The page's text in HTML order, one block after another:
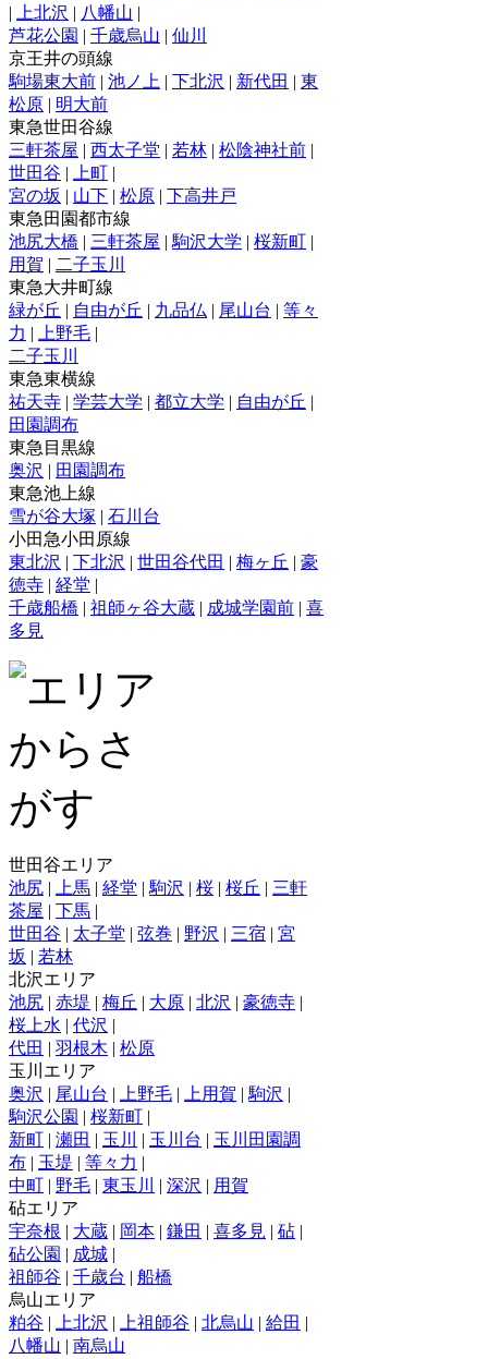
|
上北沢 | 八幡山 |
芦花公園 | 千歳烏山 | 仙川
京王井の頭線
駒場東大前 | 池ノ上 | 下北沢 | 新代田 | 東
松原 | 明大前
東急世田谷線
三軒茶屋 | 西太子堂 | 若林 | 松陰神社前 |
世田谷 | 上町 |
宮の坂 | 山下 | 松原 | 下高井戸
東急田園都市線
池尻大橋 | 三軒茶屋 | 駒沢大学 | 桜新町 |
用賀 | 二子玉川
東急大井町線
緑が丘 | 自由が丘 | 九品仏 | 尾山台 | 等々
力 | 上野毛 |
二子玉川
東急東横線
祐天寺 | 学芸大学 | 都立大学 | 自由が丘 |
田園調布
東急目黒線
奥沢 | 田園調布
東急池上線
雪が谷大塚 | 石川台
小田急小田原線
東北沢 | 下北沢 | 世田谷代田 | 梅ヶ丘 | 豪
徳寺 | 経堂 |
千歳船橋 | 祖師ヶ谷大蔵 | 成城学園前 | 喜
多見
世田谷エリア
池尻 | 上馬 | 経堂 | 駒沢 | 桜 | 桜丘 | 三軒
茶屋 | 下馬 |
世田谷 | 太子堂 | 弦巻 | 野沢 | 三宿 | 宮
坂 | 若林
北沢エリア
池尻 | 赤堤 | 梅丘 | 大原 | 北沢 | 豪徳寺 |
桜上水 | 代沢 |
代田 | 羽根木 | 松原
玉川エリア
奥沢 | 尾山台 | 上野毛 | 上用賀 | 駒沢 |
駒沢公園 | 桜新町 |
新町 | 瀬田 | 玉川 | 玉川台 | 玉川田園調
布 | 玉堤 | 等々力 |
中町 | 野毛 | 東玉川 | 深沢 | 用賀
砧エリア
宇奈根 | 大蔵 | 岡本 | 鎌田 | 喜多見 | 砧 |
砧公園 | 成城 |
祖師谷 | 千歳台 | 船橋
烏山エリア
粕谷 | 上北沢 | 上祖師谷 | 北烏山 | 給田 |
八幡山 | 南烏山